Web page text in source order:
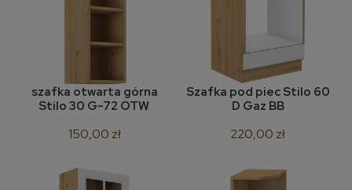
szafka otwarta górna
Stilo 30 G-72 OTW
150,00 zł
Szafka pod piec Stilo 60
D Gaz BB
220,00 zł